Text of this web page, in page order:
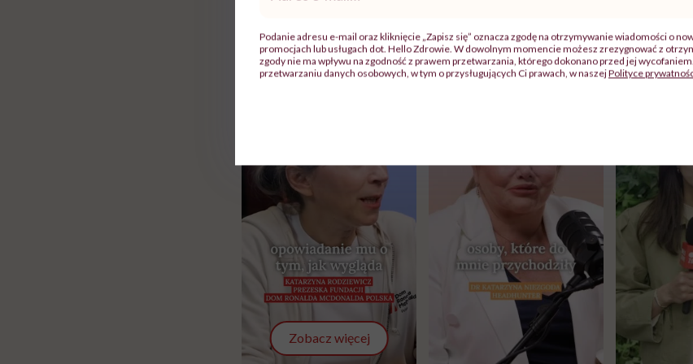
Rolki
Zobacz więcej
mail*
Podanie adresu e-mail oraz kliknięcie „Zapisz się” oznacza zgodę na otrzymywanie wiadomości o
promocjach lub usługach dot. Hello Zdrowie. W dowolnym momencie możesz zrezygnować z
zgody nie ma wpływu na zgodność z prawem przetwarzania, którego dokonano przed jej
przetwarzaniu danych osobowych, w tym o przysługujących Ci prawach, w naszejPolityce